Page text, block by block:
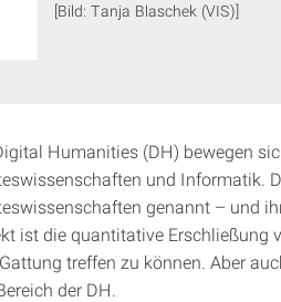
[Bild: Tanja Blaschek (VIS)]
Humanities (DH) bewegen
und Informatik.
genannt – und
ist die quantitative Erschließung
treffen zu können. Aber
der DH.